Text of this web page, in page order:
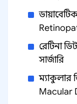
রেটিনা
সার্জারি
ম্যাকুলার
Macular